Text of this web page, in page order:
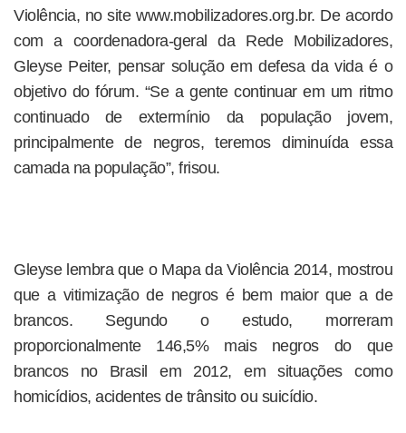
Violência, no site www.mobilizadores.org.br. De acordo
com a coordenadora-geral da Rede Mobilizadores,
Gleyse Peiter, pensar solução em defesa da vida é o
objetivo do fórum. “Se a gente continuar em um ritmo
continuado de extermínio da população jovem,
principalmente de negros, teremos diminuída essa
camada na população”, frisou.
Gleyse lembra que o Mapa da Violência 2014, mostrou
que a vitimização de negros é bem maior que a de
brancos. Segundo o estudo, morreram
proporcionalmente 146,5% mais negros do que
brancos no Brasil em 2012, em situações como
homicídios, acidentes de trânsito ou suicídio.